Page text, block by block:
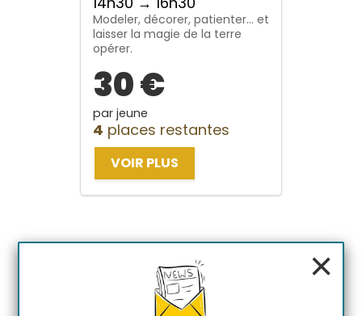
Modeler, décorer, patienter… et
laisser la magie de la terre
opérer.
30 €
par jeune
4 places restantes
VOIR PLUS
×